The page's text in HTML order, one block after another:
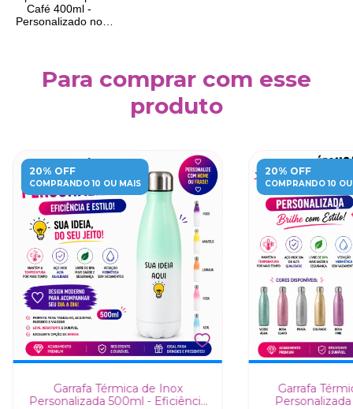
Para comprar com esse
produto
20% OFF
COMPRANDO 10 OU MAIS
Garrafa Térmica de Inox
Personalizada 500ml - Eficiência
20% OFF
COMPRANDO 10
Garrafa